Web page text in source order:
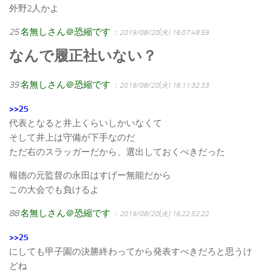
外野2人かよ
25名無しさん＠恐縮です ：2019/08/20(火) 16:07:48.59
なんで履正社いない？
39名無しさん＠恐縮です ：2019/08/20(火) 16:11:32.33
>>25
代表となると井上くらいしかいなくて
そして井上は守備が下手なのだ
ただ右のスラッガーだから、選出しておくべきだった
報徳の元監督の永田はすげー無能だから
この大会でも負けるよ
88名無しさん＠恐縮です ：2019/08/20(火) 16:22:52.22
>>25
にしても甲子園の決勝終わってから発表すべきだろと思うけ
どね